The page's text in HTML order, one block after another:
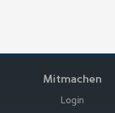
Mitmachen
Login